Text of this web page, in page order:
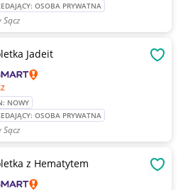
OSOBA PRYWATNA
Sącz
Jadeit
NOWY
OSOBA PRYWATNA
Sącz
z Hematytem